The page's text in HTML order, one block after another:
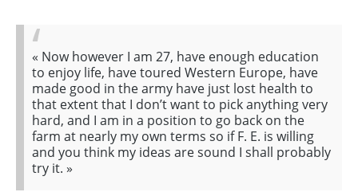
« Now however I am 27, have enough education
to enjoy life, have toured Western Europe, have
made good in the army have just lost health to
that extent that I don’t want to pick anything very
hard, and I am in a position to go back on the
farm at nearly my own terms so if F. E. is willing
and you think my ideas are sound I shall probably
try it. »